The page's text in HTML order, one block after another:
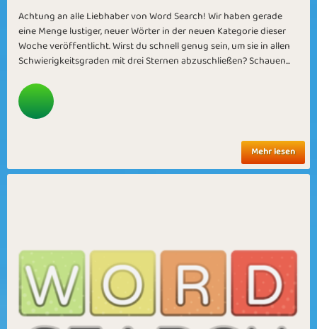
Achtung an alle Liebhaber von Word Search! Wir haben gerade
eine Menge lustiger, neuer Wörter in der neuen Kategorie dieser
Woche veröffentlicht. Wirst du schnell genug sein, um sie in allen
Schwierigkeitsgraden mit drei Sternen abzuschließen? Schauen...
Mehr lesen